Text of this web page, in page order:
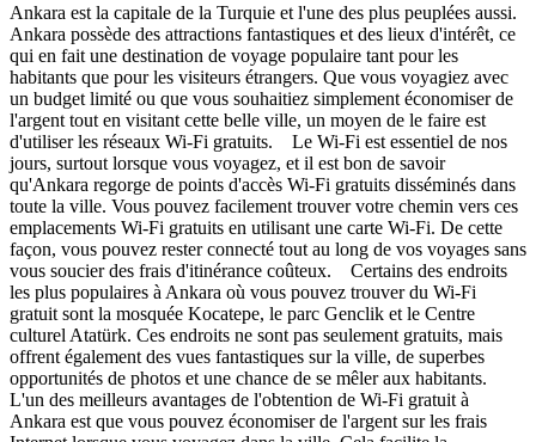
Ankara est la capitale de la Turquie et l'une des plus peuplées aussi.
Ankara possède des attractions fantastiques et des lieux d'intérêt, ce
qui en fait une destination de voyage populaire tant pour les
habitants que pour les visiteurs étrangers. Que vous voyagiez avec
un budget limité ou que vous souhaitiez simplement économiser de
l'argent tout en visitant cette belle ville, un moyen de le faire est
d'utiliser les réseaux Wi-Fi gratuits. Le Wi-Fi est essentiel de nos
jours, surtout lorsque vous voyagez, et il est bon de savoir
qu'Ankara regorge de points d'accès Wi-Fi gratuits disséminés dans
toute la ville. Vous pouvez facilement trouver votre chemin vers ces
emplacements Wi-Fi gratuits en utilisant une carte Wi-Fi. De cette
façon, vous pouvez rester connecté tout au long de vos voyages sans
vous soucier des frais d'itinérance coûteux. Certains des endroits
les plus populaires à Ankara où vous pouvez trouver du Wi-Fi
gratuit sont la mosquée Kocatepe, le parc Genclik et le Centre
culturel Atatürk. Ces endroits ne sont pas seulement gratuits, mais
offrent également des vues fantastiques sur la ville, de superbes
opportunités de photos et une chance de se mêler aux habitants.
L'un des meilleurs avantages de l'obtention de Wi-Fi gratuit à
Ankara est que vous pouvez économiser de l'argent sur les frais